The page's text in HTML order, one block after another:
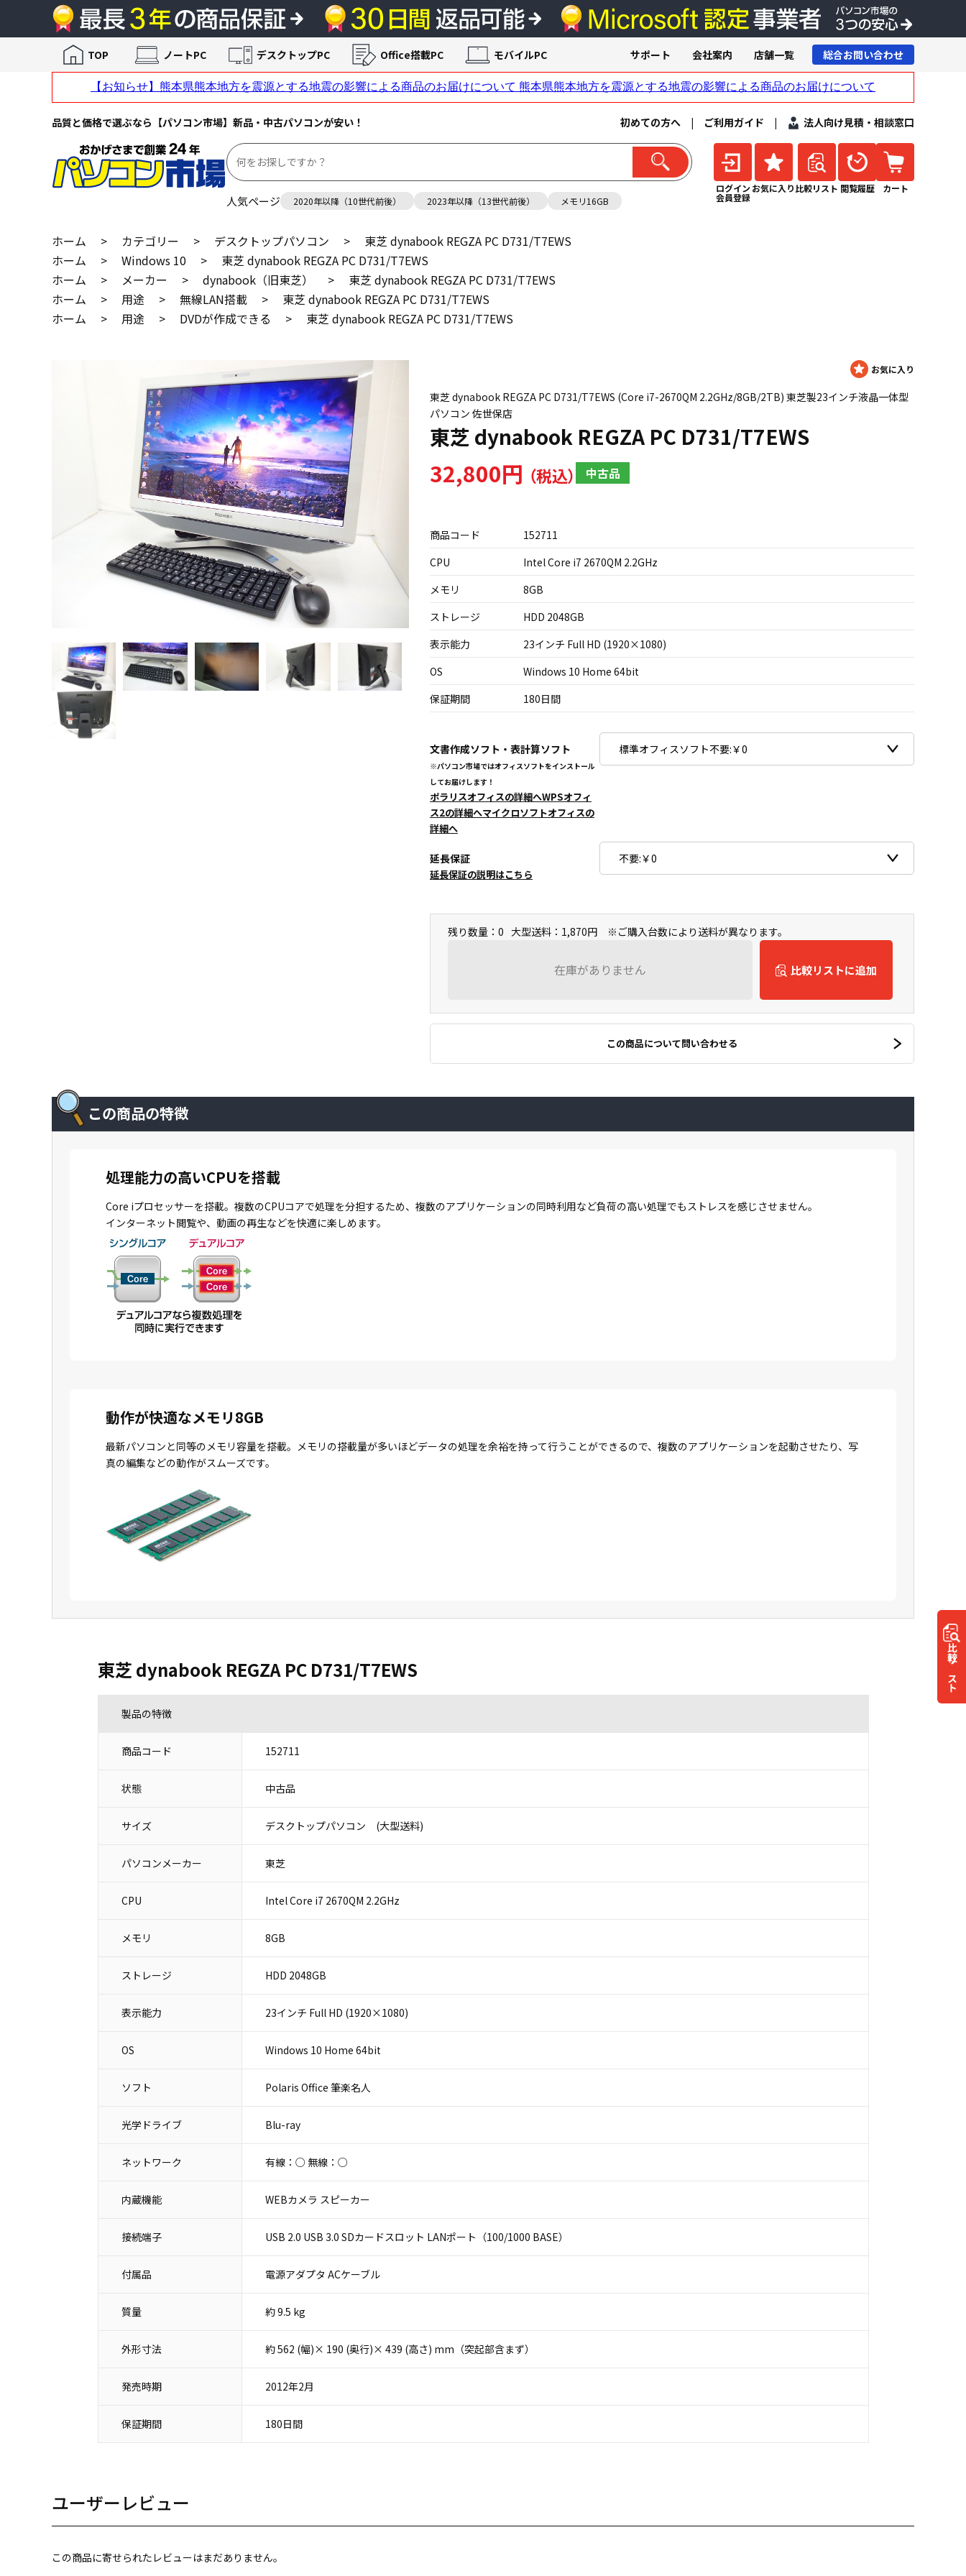
品質と価格で選ぶなら【パソコン市場】新品・中古パソコンが安い！ 初めての方へ | ご利用ガイド | 法人向け見積・相談窓口
人気ページ 2020年以降（10世代前後） 2023年以降（13世代前後） メモリ16GB
ログイン
会員登録
お気に入り 比較リスト 閲覧履歴 カート
TOP ノートPC デスクトップPC Office搭載PC モバイルPC サポート 会社案内 店舗一覧 総合お問い合わせ
ホーム > カテゴリー > デスクトップパソコン >
東芝 dynabook REGZA PC D731/T7EWS
ホーム
> Windows 10 >
東芝 dynabook REGZA PC D731/T7EWS
ホーム
> メーカー > dynabook（旧東芝） >
東芝 dynabook REGZA PC D731/T7EWS
ホーム
> 用途 > 無線LAN搭載 >
東芝 dynabook REGZA PC D731/T7EWS
ホーム
> 用途 > DVDが作成できる > 東芝 dynabook REGZA PC D731/T7EWS
東芝 dynabook REGZA PC D731/T7EWS (Core i7-2670QM 2.2GHz/8GB/2TB) 東芝製23インチ液晶一体型
パソコン 佐世保店
東芝 dynabook REGZA PC D731/T7EWS
32,800円 中古品
商品コード
152711
CPU
Intel Core i7 2670QM 2.2GHz
メモリ
8GB
ストレージ
HDD 2048GB
表示能力
23インチ Full HD (1920×1080)
OS
Windows 10 Home 64bit
保証期間
180日間
文書作成ソフト・表計算ソフト
※パソコン市場ではオフィスソフトをインストール
してお届けします！
ポラリスオフィスの詳細へWPSオフィ
ス2の詳細へマイクロソフトオフィスの
詳細へ
延長保証
延長保証の説明はこちら
残り数量：0 大型送料：1,870円 ※ご購入台数により送料が異なります。
在庫がありません 比較リストに追加
この商品について問い合わせる
比較
リスト
この商品の特徴
処理能力の高いCPUを搭載
Core iプロセッサーを搭載。複数のCPUコアで処理を分担するため、複数のアプリケーションの同時利用など負荷の高い処理でもストレスを感じさせません。
インターネット閲覧や、動画の再生などを快適に楽しめます。
動作が快適なメモリ8GB
最新パソコンと同等のメモリ容量を搭載。メモリの搭載量が多いほどデータの処理を余裕を持って行うことができるので、複数のアプリケーションを起動させたり、写
真の編集などの動作がスムーズです。
東芝 dynabook REGZA PC D731/T7EWS
製品の特徴
商品コード 152711
状態 中古品
サイズ デスクトップパソコン (大型送料)
パソコンメーカー 東芝
CPU Intel Core i7 2670QM 2.2GHz
メモリ 8GB
ストレージ HDD 2048GB
表示能力 23インチ Full HD (1920×1080)
OS Windows 10 Home 64bit
ソフト Polaris Office 筆楽名人
光学ドライブ Blu-ray
ネットワーク 有線：○ 無線：○
内蔵機能 WEBカメラ スピーカー
接続端子 USB 2.0 USB 3.0 SDカードスロット LANポート（100/1000 BASE）
付属品 電源アダプタ ACケーブル
質量 約 9.5 kg
外形寸法 約 562 (幅)× 190 (奥行)× 439 (高さ) mm（突起部含まず）
発売時期 2012年2月
保証期間 180日間
ユーザーレビュー
この商品に寄せられたレビューはまだありません。